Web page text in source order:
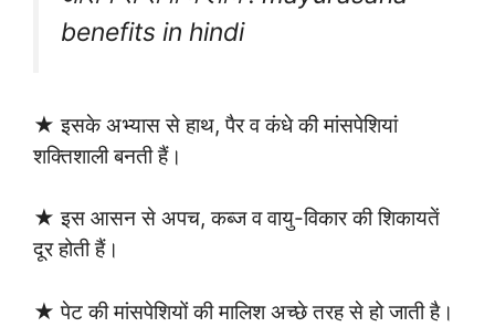
benefits in hindi
★ इसके अभ्यास से हाथ, पैर व कंधे की मांसपेशियां
शक्तिशाली बनती हैं।
★ इस आसन से अपच, कब्ज व वायु-विकार की शिकायतें
दूर होती हैं।
★ पेट की मांसपेशियों की मालिश अच्छे तरह से हो जाती है।